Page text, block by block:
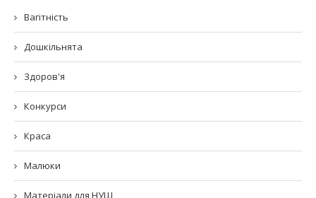
Вагітність
Дошкільнята
Здоров'я
Конкурси
Краса
Малюки
Матеріали для НУШ